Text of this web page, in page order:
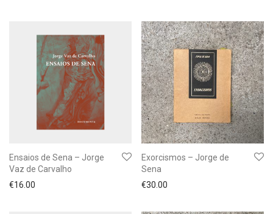
Ensaios de Sena – Jorge
Vaz de Carvalho
€16.00
Exorcismos – Jorge de
Sena
€30.00